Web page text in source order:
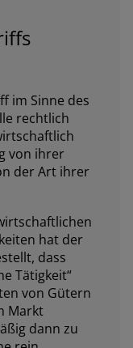
im Sinne des
rechtlich
von ihrer
der Art ihrer
hat der
dass
Tätigkeit“
von Gütern
Markt
dann zu